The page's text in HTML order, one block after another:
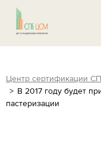
Центр сертификации
В 2017 году будет
пастеризации